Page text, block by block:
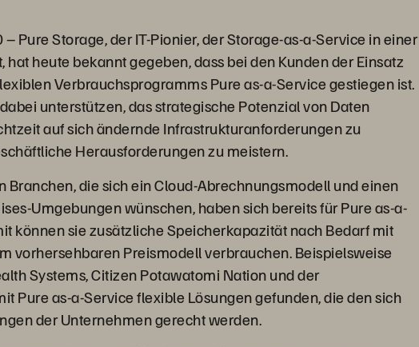
– Pure Storage, der IT-Pionier, der Storage-as-a-Service in einer
heute bekannt gegeben, dass bei den Kunden der Einsatz
Verbrauchsprogramms Pure as-a-Service gestiegen ist.
unterstützen, das strategische Potenzial von Daten
auf sich ändernde Infrastrukturanforderungen zu
Herausforderungen zu meistern.
Branchen, die sich ein Cloud-Abrechnungsmodell und einen
Umgebungen wünschen, haben sich bereits für Pure as-a-
können sie zusätzliche Speicherkapazität nach Bedarf mit
vorhersehbaren Preismodell verbrauchen. Beispielsweise
Systems, Citizen Potawatomi Nation und der
Pure as-a-Service flexible Lösungen gefunden, die den sich
der Unternehmen gerecht werden.